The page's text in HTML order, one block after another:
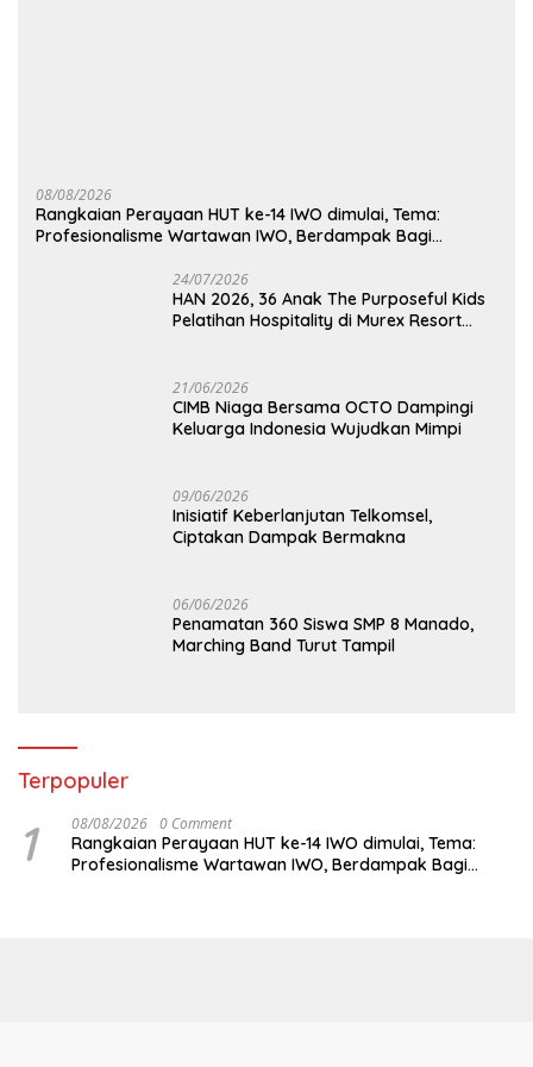
08/08/2026
Rangkaian Perayaan HUT ke-14 IWO dimulai, Tema:
Profesionalisme Wartawan IWO, Berdampak Bagi
24/07/2026
HAN 2026, 36 Anak The Purposeful Kids
Pelatihan Hospitality di Murex Resort
21/06/2026
CIMB Niaga Bersama OCTO Dampingi
Keluarga Indonesia Wujudkan Mimpi
09/06/2026
Inisiatif Keberlanjutan Telkomsel,
Ciptakan Dampak Bermakna
06/06/2026
Penamatan 360 Siswa SMP 8 Manado,
Marching Band Turut Tampil
Terpopuler
1 08/08/2026 0 Comment
Rangkaian Perayaan HUT ke-14 IWO dimulai, Tema:
Profesionalisme Wartawan IWO, Berdampak Bagi